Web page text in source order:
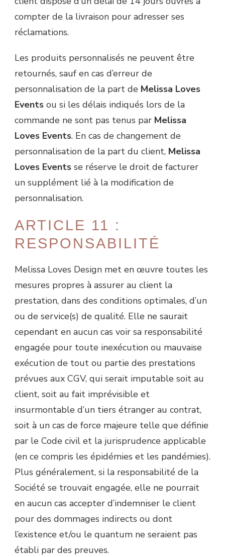
compter de la livraison pour adresser ses
réclamations.
Les produits personnalisés ne peuvent être
retournés, sauf en cas d’erreur de
personnalisation de la part de Melissa Loves
Events ou si les délais indiqués lors de la
commande ne sont pas tenus par Melissa
Loves Events. En cas de changement de
personnalisation de la part du client, Melissa
Loves Events se réserve le droit de facturer
un supplément lié à la modification de
personnalisation.
ARTICLE 11 :
RESPONSABILITÉ
Melissa Loves Design met en œuvre toutes les
mesures propres à assurer au client la
prestation, dans des conditions optimales, d’un
ou de service(s) de qualité. Elle ne saurait
cependant en aucun cas voir sa responsabilité
engagée pour toute inexécution ou mauvaise
exécution de tout ou partie des prestations
prévues aux CGV, qui serait imputable soit au
client, soit au fait imprévisible et
insurmontable d’un tiers étranger au contrat,
soit à un cas de force majeure telle que définie
par le Code civil et la jurisprudence applicable
(en ce compris les épidémies et les pandémies).
Plus généralement, si la responsabilité de la
Société se trouvait engagée, elle ne pourrait
en aucun cas accepter d’indemniser le client
pour des dommages indirects ou dont
l’existence et/ou le quantum ne seraient pas
établi par des preuves.